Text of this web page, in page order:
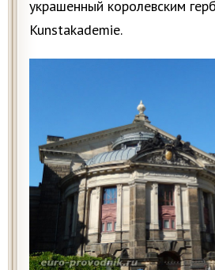
украшенный королевским
Kunstakademie.